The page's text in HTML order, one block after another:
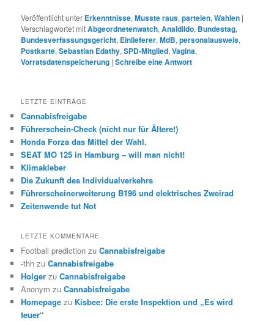
Veröffentlicht unter Erkenntnisse,Musste raus,parteien,Wahlen |
Verschlagwortet mitAbgeordnetenwatch,Analdildo, Bundestag,
Bundesverfassungsgericht, Einlieferer,MdB,personalausweis,
Postkarte,Sebastian Edathy,SPD-Mitglied,Vagina,
Vorratsdatenspeicherung |Schreibe eine Antwort
LETZTE EINTRÄGE
Cannabisfreigabe
Führerschein-Check (nicht nur für Ältere!)
Honda Forza das Mittel der Wahl.
SEAT MO 125 in Hamburg – will man nicht!
Klimakleber
Die Zukunft des Individualverkehrs
Führerscheinerweiterung B196 und elektrisches Zweirad
Zeitenwende tut Not
LETZTE KOMMENTARE
Football prediction zuCannabisfreigabe
-thh zuCannabisfreigabe
Holger zuCannabisfreigabe
Anonym zuCannabisfreigabe
Homepage zu Kisbee: Die erste Inspektion und „Es wird
teuer“